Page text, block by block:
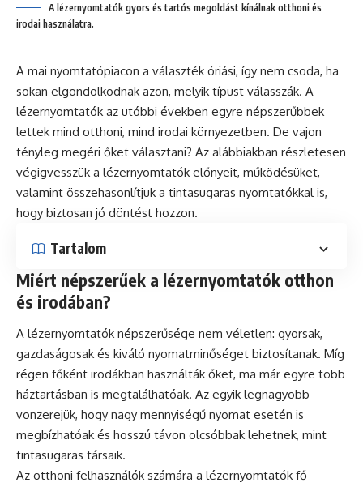
A lézernyomtatók gyors és tartós megoldást kínálnak otthoni és
irodai használatra.
A mai nyomtatópiacon a választék óriási, így nem csoda, ha
sokan elgondolkodnak azon, melyik típust válasszák. A
lézernyomtatók az utóbbi években egyre népszerűbbek
lettek mind otthoni, mind irodai környezetben. De vajon
tényleg megéri őket választani? Az alábbiakban részletesen
végigvesszük a lézernyomtatók előnyeit, működésüket,
valamint összehasonlítjuk a tintasugaras nyomtatókkal is,
hogy biztosan jó döntést hozzon.
Tartalom
Miért népszerűek a lézernyomtatók otthon
és irodában?
A lézernyomtatók népszerűsége nem véletlen: gyorsak,
gazdaságosak és kiváló nyomatminőséget biztosítanak. Míg
régen főként irodákban használták őket, ma már egyre több
háztartásban is megtalálhatóak. Az egyik legnagyobb
vonzerejük, hogy nagy mennyiségű nyomat esetén is
megbízhatóak és hosszú távon olcsóbbak lehetnek, mint
tintasugaras társaik.
Az otthoni felhasználók számára a lézernyomtatók fő